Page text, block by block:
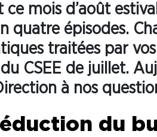
ce mois d’août
quatre épisodes.
traitées par vos
CSEE de juillet.
à nos
du